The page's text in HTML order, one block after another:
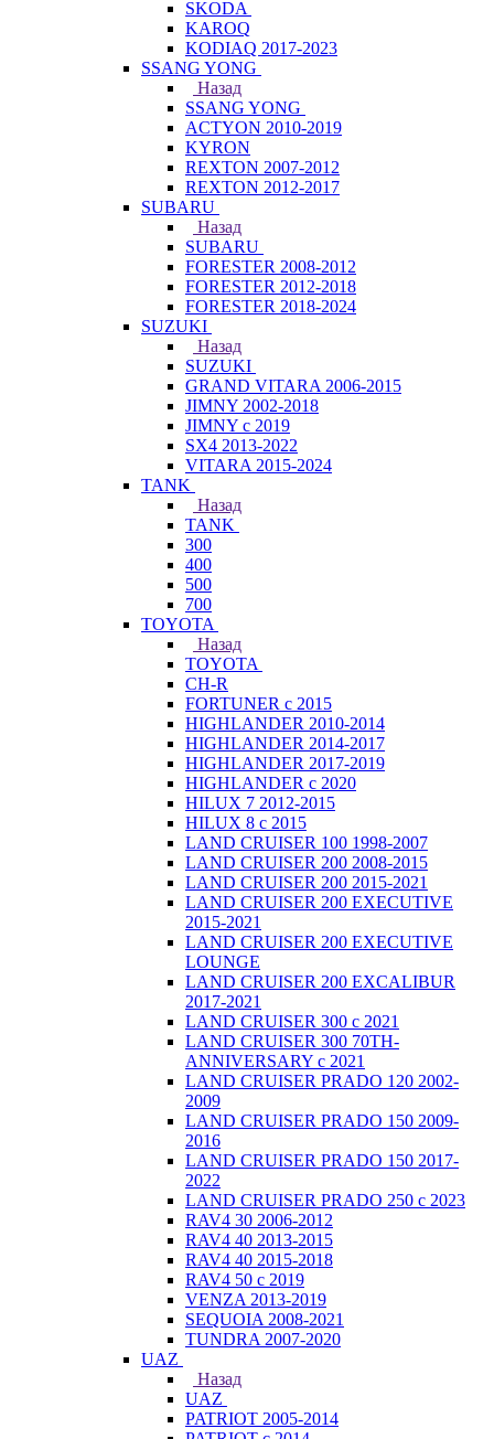
SKODA
KAROQ
KODIAQ 2017-2023
SSANG YONG
Назад
SSANG YONG
ACTYON 2010-2019
KYRON
REXTON 2007-2012
REXTON 2012-2017
SUBARU
Назад
SUBARU
FORESTER 2008-2012
FORESTER 2012-2018
FORESTER 2018-2024
SUZUKI
Назад
SUZUKI
GRAND VITARA 2006-2015
JIMNY 2002-2018
JIMNY с 2019
SX4 2013-2022
VITARA 2015-2024
TANK
Назад
TANK
300
400
500
700
TOYOTA
Назад
TOYOTA
CH-R
FORTUNER с 2015
HIGHLANDER 2010-2014
HIGHLANDER 2014-2017
HIGHLANDER 2017-2019
HIGHLANDER с 2020
HILUX 7 2012-2015
HILUX 8 с 2015
LAND CRUISER 100 1998-2007
LAND CRUISER 200 2008-2015
LAND CRUISER 200 2015-2021
LAND CRUISER 200 EXECUTIVE
2015-2021
LAND CRUISER 200 EXECUTIVE
LOUNGE
LAND CRUISER 200 EXCALIBUR
2017-2021
LAND CRUISER 300 с 2021
LAND CRUISER 300 70TH-
ANNIVERSARY с 2021
LAND CRUISER PRADO 120 2002-
2009
LAND CRUISER PRADO 150 2009-
2016
LAND CRUISER PRADO 150 2017-
2022
LAND CRUISER PRADO 250 с 2023
RAV4 30 2006-2012
RAV4 40 2013-2015
RAV4 40 2015-2018
RAV4 50 с 2019
VENZA 2013-2019
SEQUOIA 2008-2021
TUNDRA 2007-2020
UAZ
Назад
UAZ
PATRIOT 2005-2014